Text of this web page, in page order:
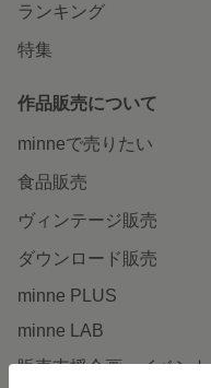
ランキング
特集
作品販売について
minneで売りたい
食品販売
ヴィンテージ販売
ダウンロード販売
minne PLUS
minne LAB
販売支援企画・イベント